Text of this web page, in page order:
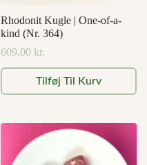
Rhodonit Kugle | One-of-a-
kind (Nr. 364)
609,00 kr.
Tilføj Til Kurv